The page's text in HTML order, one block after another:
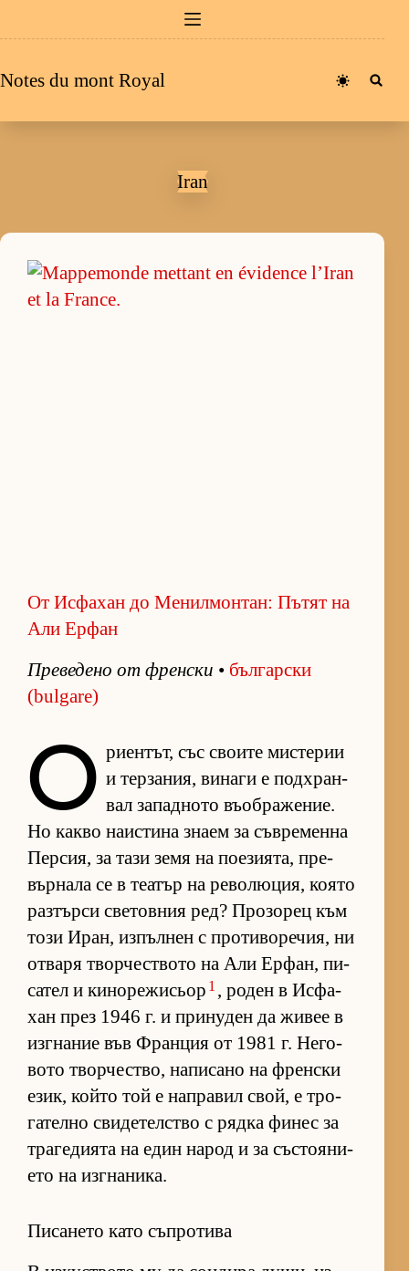
au
Notes du mont Royal
Iran
От Исфахан до Менилмонтан: Пътят на
Али Ерфан
Пре­ве­дено от френ­ски • бъл­гар­ски
(bulgare)
О ри­ен­тът, със сво­ите мис­те­рии
и тер­за­ния, ви­наги е под­х­ран­
вал за­пад­ното въ­об­ра­же­ние.
Но какво на­ис­тина знаем за съв­ре­менна
Пер­сия, за тази земя на по­е­зи­я­та, пре­
вър­нала се в те­а­тър на ре­во­лю­ция, ко­ято
раз­търси све­тов­ния ред? Про­зо­рец към
този Иран, из­пъл­нен с про­ти­во­ре­чия, ни
от­варя твор­чес­т­вото на Али Ер­фан, пи­
са­тел и ки­но­ре­жи­сьор 1 , ро­ден в Ис­фа­
хан през 1946 г. и при­ну­ден да жи­вее в
из­г­на­ние във Фран­ция от 1981 г. Не­го­
вото твор­чес­т­во, на­пи­сано на френ­ски
език, който той е нап­ра­вил свой, е тро­
га­телно сви­де­тел­с­тво с рядка фи­нес за
тра­ге­ди­ята на един на­род и за със­то­я­ни­
ето на из­г­на­ни­ка.
Писането като съпротива